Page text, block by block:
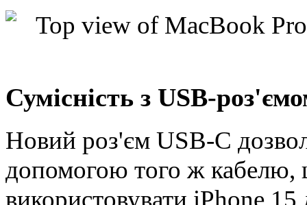
Сумісність з USB-
Новий роз'єм USB-C
допомогою того ж кабелю,
використовувати iPhone